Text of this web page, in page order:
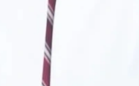
от алкоголизма
от алкоголизма Эспераль
по методу Довженко
Лечение деменции
Лечение депрессии
Лечение дисморфофобии
Лечение игромании
Лечение мании преследования
Лечение невроза
Лечение ОКР (обсессивно-компульсивного
расстройства)